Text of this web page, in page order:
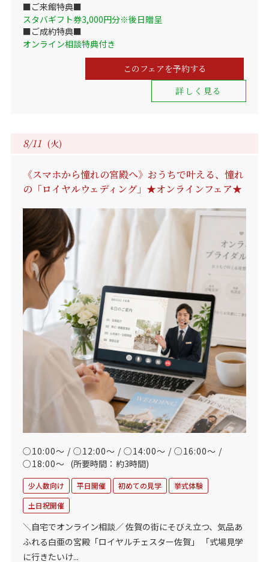
■ご来館特典■
スタバギフト券3,000円分※後日贈呈
■ご成約特典■
オンライン相談特典付き
このフェアを予約する
詳しく見る
8/11 (火)
《スマホから憧れの宮殿へ》おうちで叶える、憧れ
の「ロイヤルウェディング」★オンラインフェア★
○10:00～ / ○12:00～ / ○14:00～ / ○16:00～ /
○18:00～ (所要時間：約3時間)
少人数向け 平日開催 初めての見学
挙式体験
土日祝開催
＼自宅でオンライン相談／ 佐賀の街にそびえ立つ、気品あ
ふれる白亜の宮殿「ロイヤルチェスター佐賀」 「式場見学
に行きたいけ...